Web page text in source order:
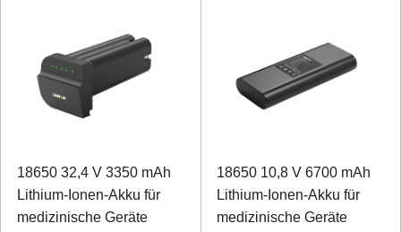
18650 32,4 V 3350 mAh
Lithium-Ionen-Akku für
medizinische Geräte
18650 10,8 V 6700 mAh
Lithium-Ionen-Akku für
medizinische Geräte